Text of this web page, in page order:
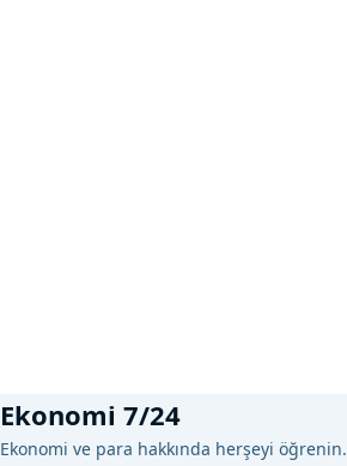
Ekonomi 7/24
Ekonomi ve para hakkında herşeyi öğrenin.